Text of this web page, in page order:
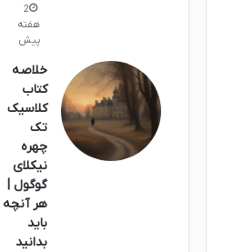
2
هفته
پیش
خلاصه
کتاب
کلاسیک
تک
چهره
نیکلای
گوگول |
هر آنچه
باید
بدانید